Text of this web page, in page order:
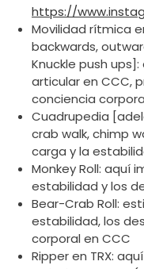
https://
Movilidad rítmica
backwards,
Knuckle push
articular en CCC,
conciencia
Cuadrupedia
crab walk, chimp
carga y la
Monkey Roll: aquí
estabilidad y los
Bear-Crab Roll:
estabilidad, los
corporal en CCC
Ripper en TRX: